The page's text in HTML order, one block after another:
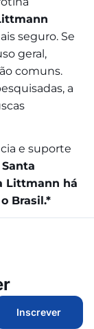
seguro. Se
geral,
comuns.
a
e suporte
Santa
Littmann há
Brasil.*
Inscrever